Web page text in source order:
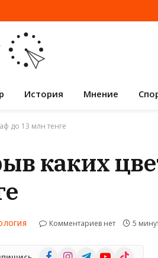
История Мнение
до 13 млн тенге
каких
Комментариев нет 5
FacebookInstagramTelegramYouTube
TikTok